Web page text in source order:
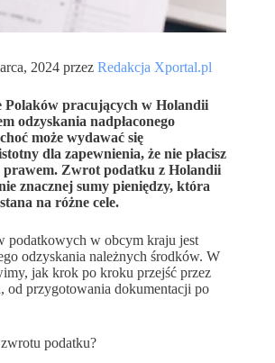
2024 przez Redakcja Xportal.pl
Polaków pracujących w Holandii
odzyskania nadpłaconego
może wydawać się
dla zapewnienia, że nie płacisz
prawem. Zwrot podatku z Holandii
znacznej sumy pieniędzy, która
na różne cele.
podatkowych w obcym kraju jest
odzyskania należnych środków. W
jak krok po kroku przejść przez
od przygotowania dokumentacji po
podatku?